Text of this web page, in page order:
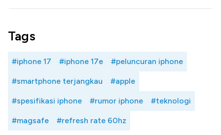
Tags
#iphone 17 #iphone 17e #peluncuran iphone
#smartphone terjangkau #apple
#spesifikasi iphone #rumor iphone #teknologi
#magsafe #refresh rate 60hz